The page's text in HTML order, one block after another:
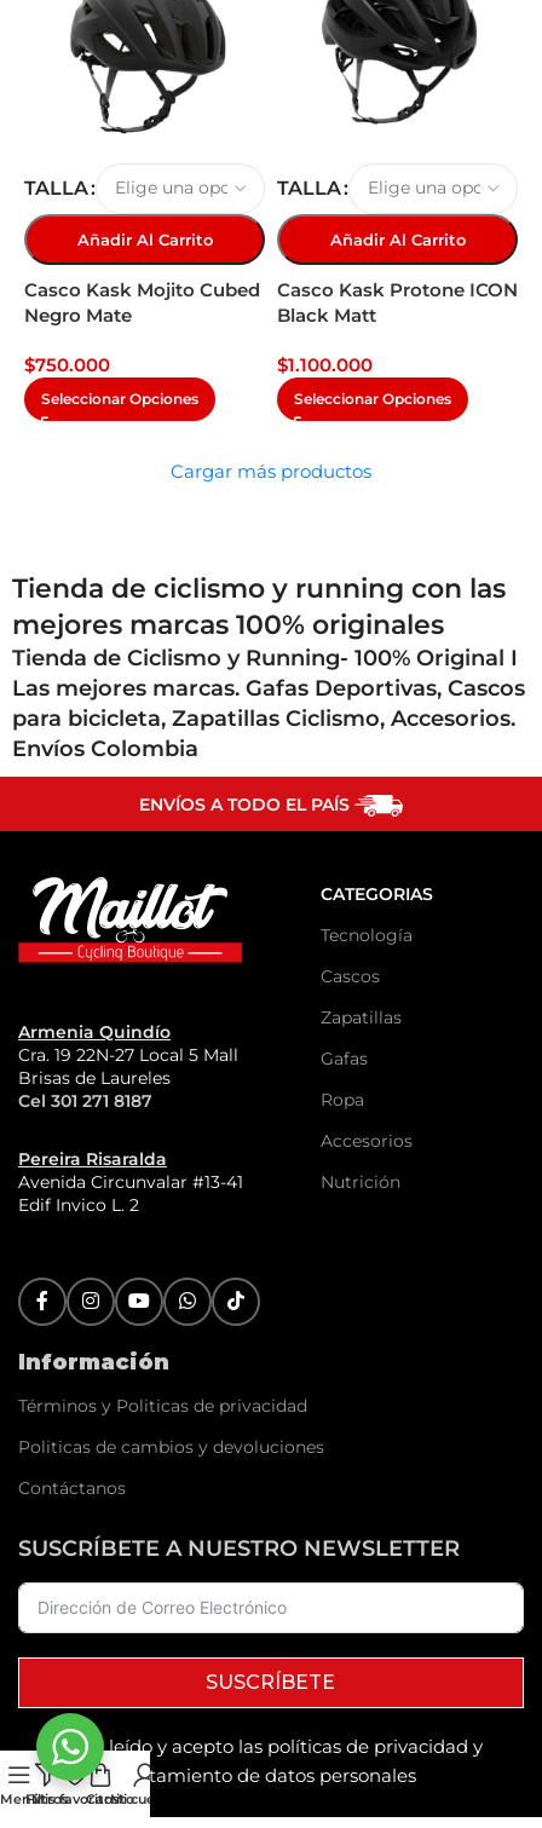
TALLA
Añadir Al Carrito
Casco Kask Mojito Cubed
Negro Mate
$750.000
Seleccionar Opciones
TALLA
Añadir Al Carrito
Casco Kask Protone ICON
Black Matt
$1.100.000
Seleccionar Opciones
Cargar más productos
Tienda de ciclismo y running con las
mejores marcas 100% originales
Tienda de Ciclismo y Running- 100% Original I
Las mejores marcas. Gafas Deportivas, Cascos
para bicicleta, Zapatillas Ciclismo, Accesorios.
Envíos Colombia
ENVÍOS A TODO EL PAÍS
Armenia Quindío
Cra. 19 22N-27 Local 5 Mall
Brisas de Laureles
Cel 301 271 8187
Pereira Risaralda
Avenida Circunvalar #13-41
Edif Invico L. 2
CATEGORIAS
Tecnología
Cascos
Zapatillas
Gafas
Ropa
Accesorios
Nutrición
Información
Términos y Politicas de privacidad
Politicas de cambios y devoluciones
Contáctanos
SUSCRÍBETE A NUESTRO NEWSLETTER
SUSCRÍBETE
He leído y acepto las políticas de privacidad y
tratamiento de datos personales
MenúFiltros
Mis favoritos
CarritoMi cuenta